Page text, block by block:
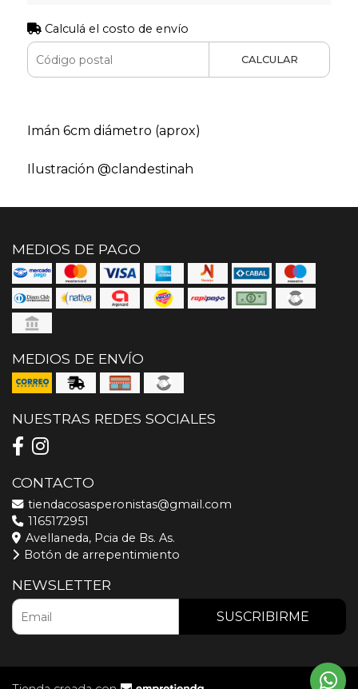
Calculá el costo de envío
CALCULAR
Imán 6cm diámetro (aprox)
Ilustración @clandestinah
MEDIOS DE PAGO
MEDIOS DE ENVÍO
NUESTRAS REDES SOCIALES
CONTACTO
tiendacosasperonistas@gmail.com
1165172951
Avellaneda, Pcia de Bs. As.
Botón de arrepentimiento
NEWSLETTER
SUSCRIBIRME